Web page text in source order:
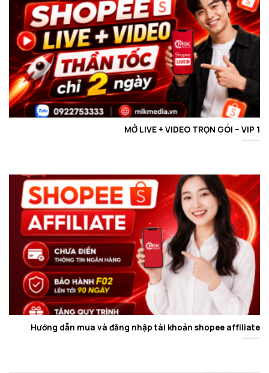
MỞ LIVE + VIDEO TRỌN GÓI – VIP 1
Hướng dẫn mua và đăng nhập tài khoản shopee affiliate